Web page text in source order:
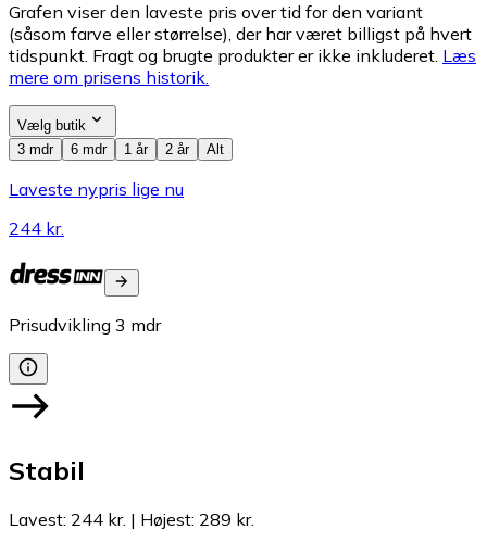
Grafen viser den laveste pris over tid for den variant
(såsom farve eller størrelse), der har været billigst på hvert
tidspunkt. Fragt og brugte produkter er ikke inkluderet. Læs
mere om prisens historik.
Vælg butik
3 mdr
6 mdr 1 år 2 år Alt
Laveste nypris lige nu
244 kr.
Prisudvikling 3 mdr
Stabil
Lavest: 244 kr. | Højest: 289 kr.